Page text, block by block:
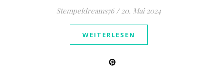
Stempeldreams76 / 20. Mai 2024
WEITERLESEN